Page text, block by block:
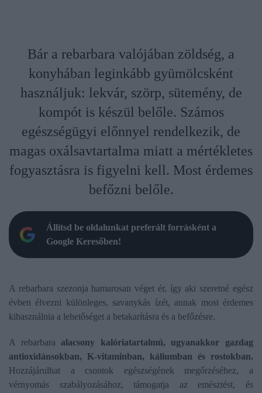
Bár a rebarbara valójában zöldség, a
konyhában leginkább gyümölcsként
használjuk: lekvár, szörp, sütemény, de
kompót is készül belőle. Számos
egészségügyi előnnyel rendelkezik, de
magas oxálsavtartalma miatt a mértékletes
fogyasztásra is figyelni kell. Most érdemes
befőzni belőle.
Állítsd be oldalunkat preferált forrásként a
Google Keresőben!
A rebarbara szezonja hamarosan véget ér, így aki szeretné egész
évben élvezni különleges, savanykás ízét, annak most érdemes
kihasználnia a lehetőséget a betakarításra és a befőzésre.
A rebarbara alacsony kalóriatartalmú, ugyanakkor gazdag
antioxidánsokban, K-vitaminban, káliumban és rostokban.
Hozzájárulhat a csontok egészségének megőrzéséhez, a
vérnyomás szabályozásához, támogatja az emésztést, és